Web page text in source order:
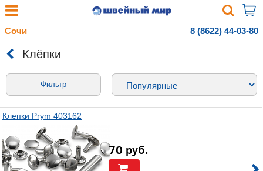
Сочи 8 (8622) 44-03-80
Клёпки
Фильтр
Клепки Prym 403162
70 руб.